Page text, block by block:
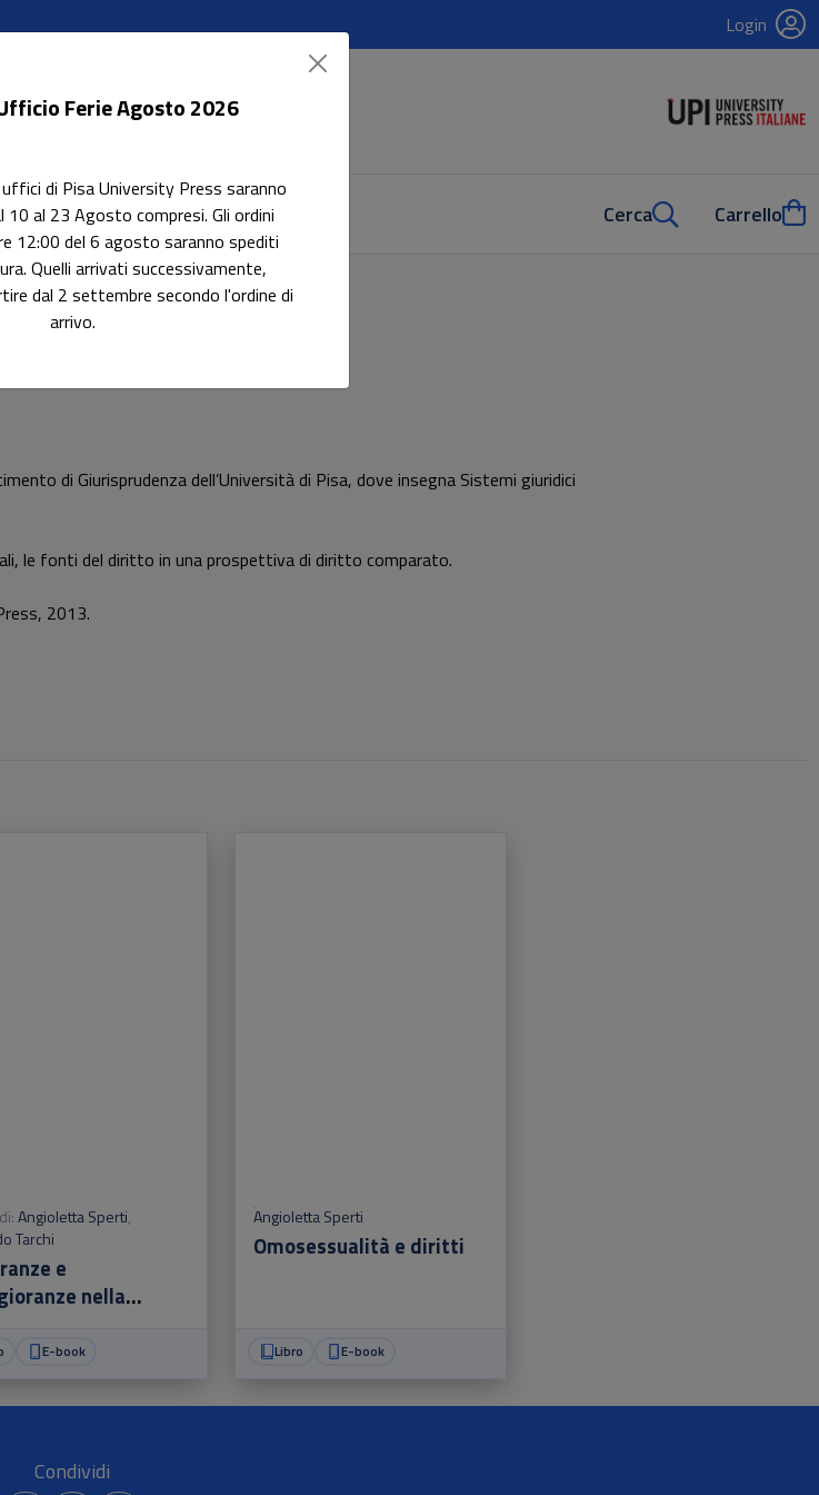
Login
Pubblica con noi Cerca Carrello
di Giurisprudenza dell’Università di Pisa, dove insegna Sistemi giuridici
le fonti del diritto in una prospettiva di diritto comparato.
2013.
Angioletta Sperti,
Tarchi
e
nella
E-book
Angioletta Sperti
Omosessualità e diritti
Libro E-book
Condividi
Ferie Agosto 2026
di Pisa University Press saranno
10 al 23 Agosto compresi. Gli ordini
12:00 del 6 agosto saranno spediti
Quelli arrivati successivamente,
dal 2 settembre secondo l'ordine di
arrivo.